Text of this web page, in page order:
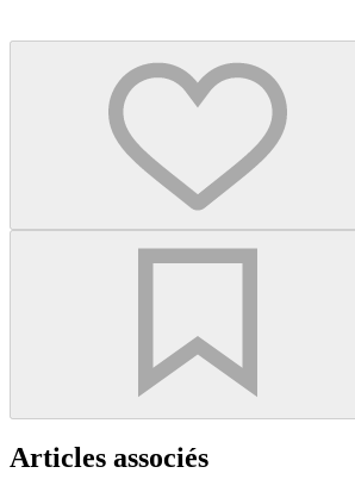
Articles associés